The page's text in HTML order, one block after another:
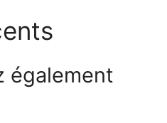
également